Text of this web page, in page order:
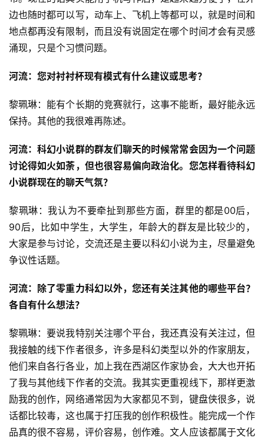
边也随时都可以写，动车上、飞机上等都可以，就是时间和
地点都再没有限制，而且没有说固定在哪个时间才会有灵感
涌现，只是个习惯问题。
河流：您对衬衬杯现有模式有什么建议或思考？
黎珮琳：能有个长期的竞赛就行，这事不能断，最好能永远
保持。其他的我很难再陈述。
河流：科幻小说群的群友们聊天的时候常常会因为一个问题
讨论得如火如荼，但也很容易偏向政治化。您怎样看待科幻
小说群现在的聊天气氛？
黎珮琳：我认为不要牵扯到那些方面，群里的都是00后，
90后，比如中学生，大学生，年龄大的群友是比较少的，
大家是参与讨论，交流还是主要以科幻小说为主，尽量避免
争议性话题。
河流：除了零重力科幻以外，您还有关注其他的哪些平台？
各自有什么想法？
黎珮琳：要说我特别关注哪个平台，我还真没有关注过，但
我接触的线下作者很多，许多是科幻类型以外的作家朋友，
他们来自各行各业，加上我在西湖区作家协会，大大也开拓
了我与其他线下作者的交流。我其实更重视线下，那样更激
励我的创作，网络通常因为大家都见不到，键盘侠很多，说
话都比较毒，这也属于打压我的创作积极性。能完成一个作
品真的很不容易，评价容易，创作难。文人应该都属于文化